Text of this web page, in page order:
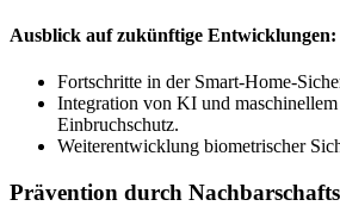
Ausblick auf zukünftige Entwicklungen:
Fortschritte in der Smart-Home-
Integration von KI und
Einbruchschutz.
Weiterentwicklung biometrischer
Prävention durch